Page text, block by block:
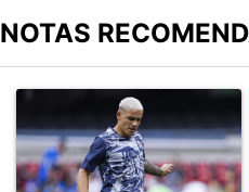
NOTAS
Un artículo de tendencia con